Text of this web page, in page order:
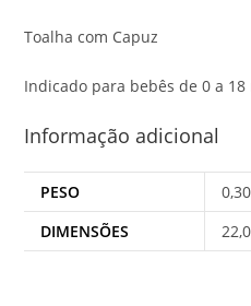
Toalha com Capuz
Indicado para bebês de 0 a 18
Informação adicional
PESO
DIMENSÕES